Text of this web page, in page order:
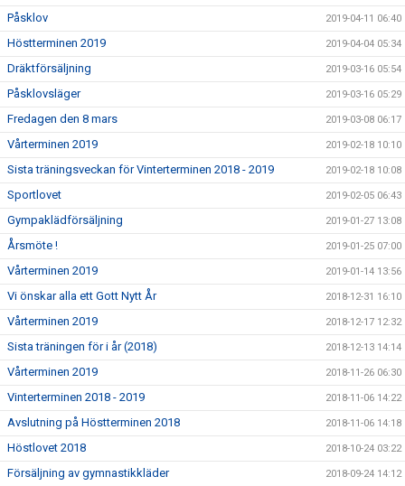
Påsklov 2019-04-11 06:40
Höstterminen 2019 2019-04-04 05:34
Dräktförsäljning 2019-03-16 05:54
Påsklovsläger 2019-03-16 05:29
Fredagen den 8 mars 2019-03-08 06:17
Vårterminen 2019 2019-02-18 10:10
Sista träningsveckan för Vinterterminen 2018 - 2019 2019-02-18 10:08
Sportlovet 2019-02-05 06:43
Gympaklädförsäljning 2019-01-27 13:08
Årsmöte ! 2019-01-25 07:00
Vårterminen 2019 2019-01-14 13:56
Vi önskar alla ett Gott Nytt År 2018-12-31 16:10
Vårterminen 2019 2018-12-17 12:32
Sista träningen för i år (2018) 2018-12-13 14:14
Vårterminen 2019 2018-11-26 06:30
Vinterterminen 2018 - 2019 2018-11-06 14:22
Avslutning på Höstterminen 2018 2018-11-06 14:18
Höstlovet 2018 2018-10-24 03:22
Försäljning av gymnastikkläder 2018-09-24 14:12